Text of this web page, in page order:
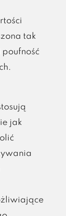
tak
jak